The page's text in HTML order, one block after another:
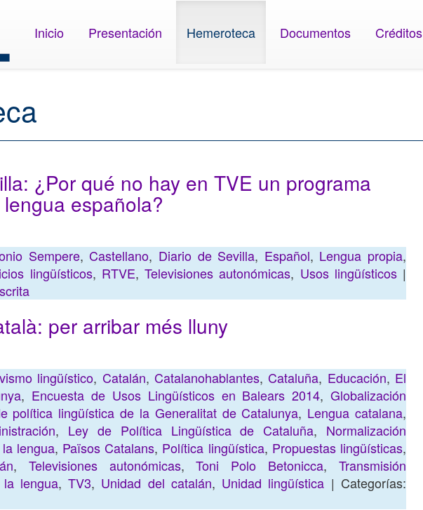
Inicio Presentación Hemeroteca Documentos Créditos
¿Por qué no hay en TVE un programa
española?
Sempere,Castellano, Diario de Sevilla, Español, Lengua propia,
lingüísticos, RTVE,Televisiones autonómicas, Usos lingüísticos|
per arribar més lluny
lingüístico, Catalán, Catalanohablantes,Cataluña, Educación, El
, Encuesta de Usos Lingüísticos en Balears 2014,Globalización
política lingüística de la Generalitat de Catalunya, Lengua catalana,
, Ley de Política Lingüística de Cataluña, Normalización
lengua, Països Catalans, Política lingüística, Propuestas lingüísticas,
, Televisiones autonómicas,Toni Polo Betonicca, Transmisión
la lengua,TV3, Unidad del catalán, Unidad lingüística | Categorías: